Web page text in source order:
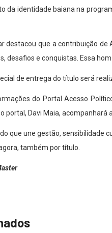
da identidade baiana na
destacou que a contribuição de
desafios e conquistas. Essa
de entrega do título será
do Portal Acesso
portal, Davi Maia, acompanhará
que une gestão, sensibilidade
também por título.